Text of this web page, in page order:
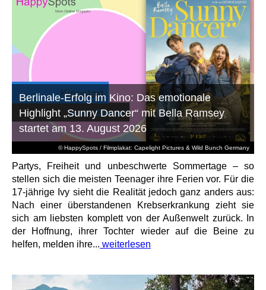
© HappySpots / Filmplakat: Capelight Pictures & Wild Bunch Germany
Berlinale-Erfolg im Kino: Das emotionale
Highlight „Sunny Dancer“ mit Bella Ramsey
startet am 13. August 2026
Partys, Freiheit und unbeschwerte Sommertage – so
stellen sich die meisten Teenager ihre Ferien vor. Für die
17-jährige Ivy sieht die Realität jedoch ganz anders aus:
Nach einer überstandenen Krebserkrankung zieht sie
sich am liebsten komplett von der Außenwelt zurück. In
der Hoffnung, ihrer Tochter wieder auf die Beine zu
helfen, melden ihre... weiterlesen